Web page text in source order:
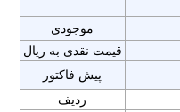
موجودی
قیمت نقدی به ریال
پیش فاکتور
ردیف